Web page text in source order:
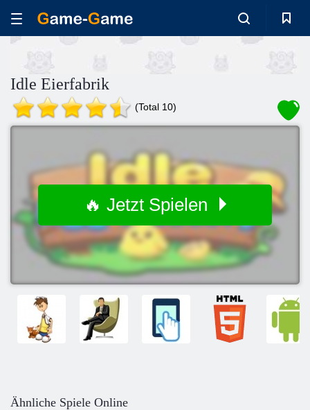
Idle Eierfabrik
(Total 10)
🔥 Jetzt Spielen
Ähnliche Spiele Online